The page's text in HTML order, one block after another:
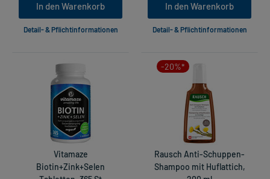
In den Warenkorb
Detail- & Pflichtinformationen
In den Warenkorb
Detail- & Pflichtinformationen
Vitamaze
Biotin+Zink+Selen
-20%*
Rausch Anti-Schuppen-
Shampoo mit Huflattich,